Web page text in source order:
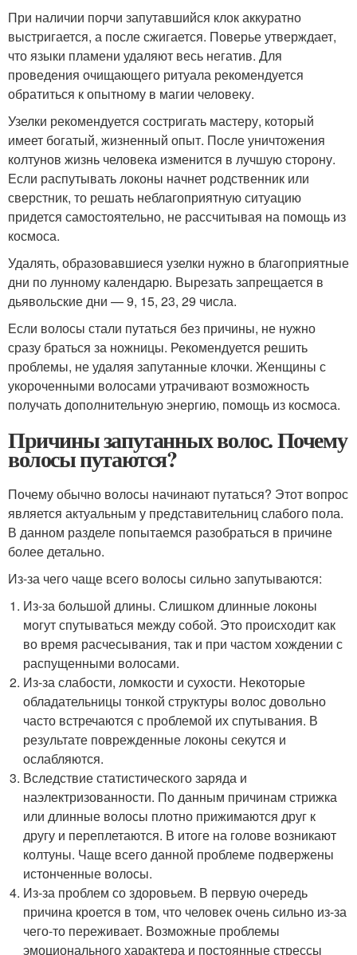
При наличии порчи запутавшийся клок аккуратно
выстригается, а после сжигается. Поверье утверждает,
что языки пламени удаляют весь негатив. Для
проведения очищающего ритуала рекомендуется
обратиться к опытному в магии человеку.
Узелки рекомендуется состригать мастеру, который
имеет богатый, жизненный опыт. После уничтожения
колтунов жизнь человека изменится в лучшую сторону.
Если распутывать локоны начнет родственник или
сверстник, то решать неблагоприятную ситуацию
придется самостоятельно, не рассчитывая на помощь из
космоса.
Удалять, образовавшиеся узелки нужно в благоприятные
дни по лунному календарю. Вырезать запрещается в
дьявольские дни — 9, 15, 23, 29 числа.
Если волосы стали путаться без причины, не нужно
сразу браться за ножницы. Рекомендуется решить
проблемы, не удаляя запутанные клочки. Женщины с
укороченными волосами утрачивают возможность
получать дополнительную энергию, помощь из космоса.
Причины запутанных волос. Почему
волосы путаются?
Почему обычно волосы начинают путаться? Этот вопрос
является актуальным у представительниц слабого пола.
В данном разделе попытаемся разобраться в причине
более детально.
Из-за чего чаще всего волосы сильно запутываются:
Из-за большой длины. Слишком длинные локоны
могут спутываться между собой. Это происходит как
во время расчесывания, так и при частом хождении с
распущенными волосами.
Из-за слабости, ломкости и сухости. Некоторые
обладательницы тонкой структуры волос довольно
часто встречаются с проблемой их спутывания. В
результате поврежденные локоны секутся и
ослабляются.
Вследствие статистического заряда и
наэлектризованности. По данным причинам стрижка
или длинные волосы плотно прижимаются друг к
другу и переплетаются. В итоге на голове возникают
колтуны. Чаще всего данной проблеме подвержены
истонченные волосы.
Из-за проблем со здоровьем. В первую очередь
причина кроется в том, что человек очень сильно из-за
чего-то переживает. Возможные проблемы
эмоционального характера и постоянные стрессы